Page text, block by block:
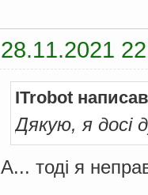
28.11.2021
ITrobot
Дякую, я досі
А... тоді я